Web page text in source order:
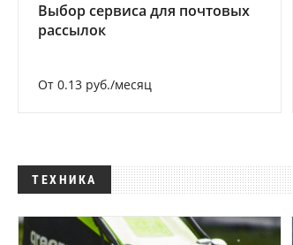
Выбор сервиса для почтовых
рассылок
От 0.13 руб./месяц
ТЕХНИКА